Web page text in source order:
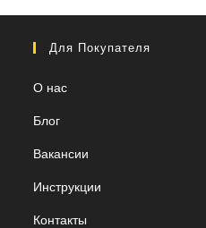
Для Покупателя
О нас
Блог
Вакансии
Инструкции
Контакты